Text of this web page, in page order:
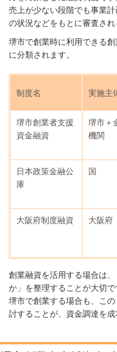
売上が少ない段階でも事業
の状況などをもとに審査され
堺市で創業時に利用できる
に分類されます。
制度名 実施主
堺市創業者支援
資金融資
堺市＋
機関
日本政策金融公
庫
国
大阪府制度融資 大阪府
創業融資を活用する場合は
か」を整理することが大切で
堺市で創業する場合も、こ
討することが、資金調達を成